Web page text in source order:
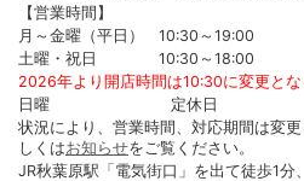
【営業時間】
月～金曜（平日） 10:30～19:00
土曜・祝日 10:30～18:00
2026年より開店時間は10:30に変更とな
日曜 定休日
状況により、営業時間、対応期間は変
しくはお知らせをご覧ください。
JR秋葉原駅「電気街口」を出て徒歩1分